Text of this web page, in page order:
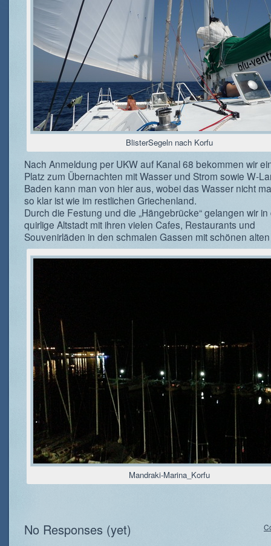
BlisterSegeln nach Korfu
Nach Anmeldung per UKW auf Kanal 68 bekommen wir
Platz zum Übernachten mit Wasser und Strom sowie W-
Baden kann man von hier aus, wobei das Wasser nicht
so klar ist wie im restlichen Griechenland.
Durch die Festung und die „Hängebrücke“ gelangen wir in
quirlige Altstadt mit ihren vielen Cafes, Restaurants und
Souvenirläden in den schmalen Gassen mit schönen
Mandraki-Marina_Korfu
No Responses (yet)